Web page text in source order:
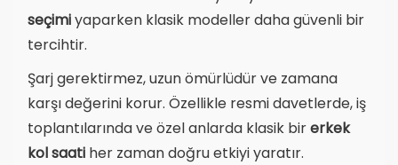
seçimiyaparken klasik modeller daha güvenli bir
tercihtir.
Şarj gerektirmez, uzun ömürlüdür ve zamana
karşı değerini korur. Özellikle resmi davetlerde, iş
toplantılarında ve özel anlarda klasik birerkek
kol saati her zaman doğru etkiyi yaratır.